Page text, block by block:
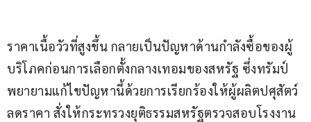
ราคาเนื้อวัวที่สูงขึ้น กลายเป็นปัญหาด้านกำลังซื้อของผู้
บริโภคก่อนการเลือกตั้งกลางเทอมของสหรัฐ ซึ่งทรัมป์
พยายามแก้ไขปัญหานี้ด้วยการเรียกร้องให้ผู้ผลิตปศุสัตว์
ลดราคา สั่งให้กระทรวงยุติธรรมสหรัฐตรวจสอบโรงงาน